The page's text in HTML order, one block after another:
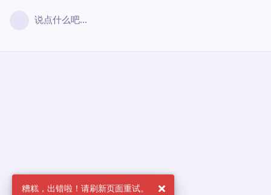
说点什么吧...
糟糕，出错啦！请刷新页面重试。